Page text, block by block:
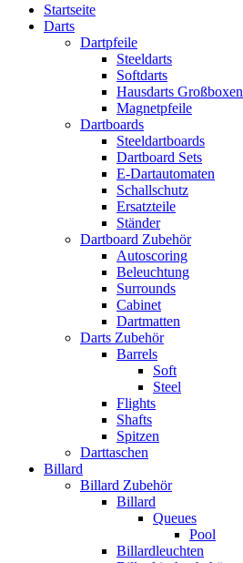
Startseite
Darts
Dartpfeile
Steeldarts
Softdarts
Hausdarts Großboxen
Magnetpfeile
Dartboards
Steeldartboards
Dartboard Sets
E-Dartautomaten
Schallschutz
Ersatzteile
Ständer
Dartboard Zubehör
Autoscoring
Beleuchtung
Surrounds
Cabinet
Dartmatten
Darts Zubehör
Barrels
Soft
Steel
Flights
Shafts
Spitzen
Darttaschen
Billard
Billard Zubehör
Billard
Queues
Pool
Billardleuchten